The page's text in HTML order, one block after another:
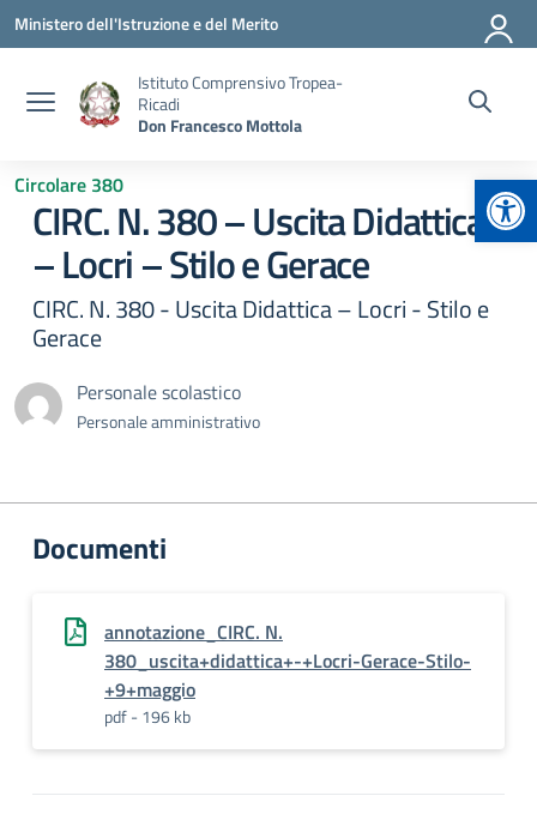
Vai ai contenuti
Vai al menu di navigazione
Vai al footer
Ministero dell'Istruzione e del Merito
Istituto Comprensivo Tropea-
Ricadi
Don Francesco Mottola
Circolare 380
CIRC. N. 380 – Uscita Didattica
– Locri – Stilo e Gerace
CIRC. N. 380 - Uscita Didattica – Locri - Stilo e
Gerace
Personale scolastico
Personale amministrativo
Documenti
annotazione_CIRC. N.
380_uscita+didattica+-+Locri-Gerace-Stilo-
+9+maggio
pdf - 196 kb